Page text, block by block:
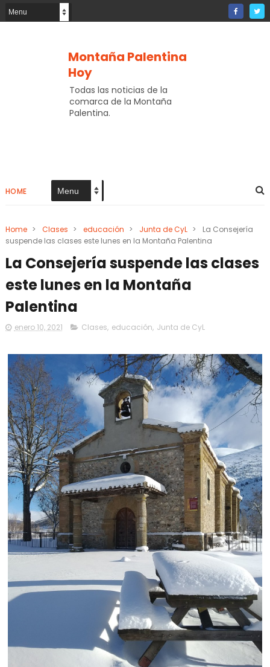
Montaña Palentina
Hoy
Todas las noticias de la
comarca de la Montaña
Palentina.
HOME
Home > Clases > educación > Junta de CyL >
La Consejería
suspende las clases este lunes en la Montaña Palentina
La Consejería suspende las clases
este lunes en la Montaña
Palentina
enero 10, 2021 Clases, educación, Junta de CyL